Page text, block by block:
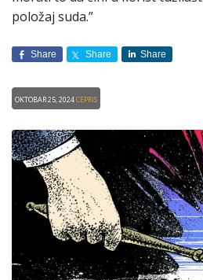
položaj suda.”
Share Share Share
Oktobar 25, 2024CEPRIS